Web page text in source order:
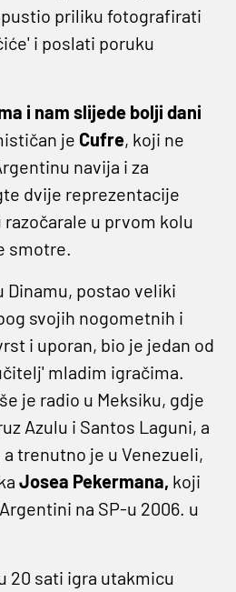
priliku fotografirati
i poslati poruku
i nam slijede bolji dani
je Cufre, koji ne
navija i za
dvije reprezentacije
u prvom kolu
smotre.
Dinamu, postao veliki
svojih nogometnih i
i uporan, bio je jedan od
mladim igračima.
je radio u Meksiku, gdje
Azulu i Santos Laguni, a
trenutno je u Venezueli,
Josea Pekermana, koji
na SP-u 2006. u
20 sati igra utakmicu